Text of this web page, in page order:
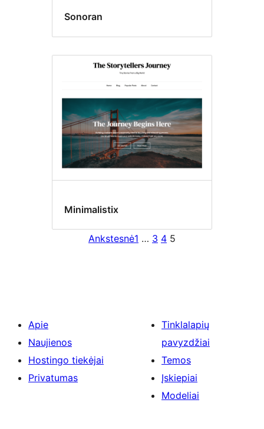
Sonoran
Minimalistix
Ankstesnė1 … 3 4 5
Apie
Naujienos
Hostingo tiekėjai
Privatumas
Tinklalapių
pavyzdžiai
Temos
Įskiepiai
Modeliai